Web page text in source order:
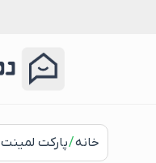
خانه/پارکت لمینت